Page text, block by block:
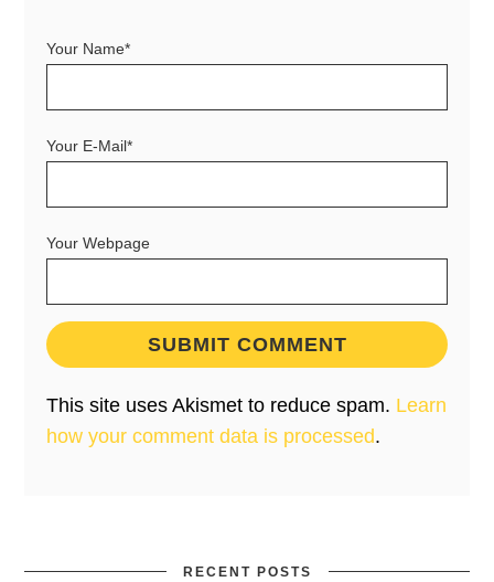
Your Name*
Your E-Mail*
Your Webpage
This site uses Akismet to reduce spam. Learn
how your comment data is processed.
RECENT POSTS